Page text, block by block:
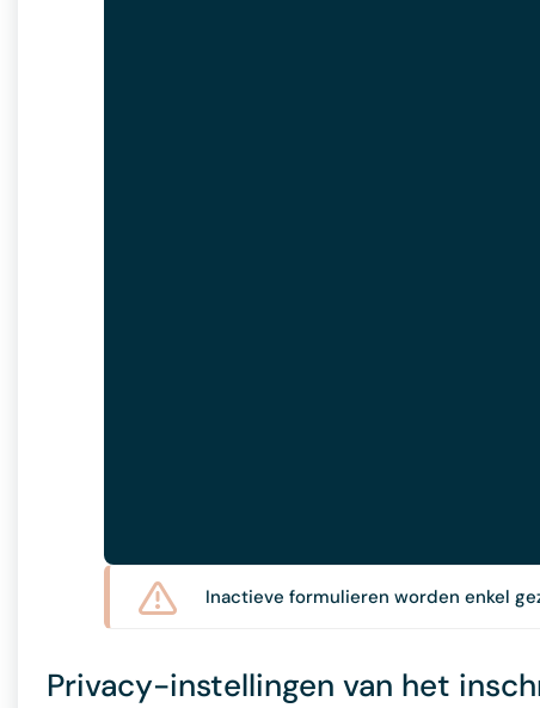
Inactieve formulieren worden enkel
Privacy-instellingen van het